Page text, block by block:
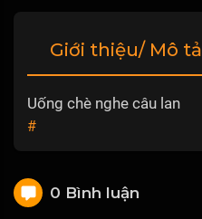
Giới thiệu/ Mô
Uống chè nghe câu lan
#
0 Bình luận